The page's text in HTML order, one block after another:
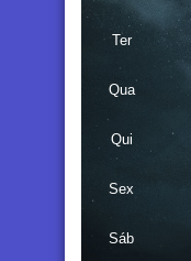
Ter
Qua
Qui
Sex
Sáb